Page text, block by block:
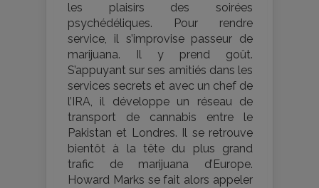
les plaisirs des soirées
psychédéliques. Pour rendre
service, il s’improvise passeur de
marijuana. Il y prend goût.
S’appuyant sur ses amitiés dans les
services secrets et avec un chef de
l’IRA, il développe un réseau de
transport de cannabis entre le
Pakistan et Londres. Il se retrouve
bientôt à la tête du plus grand
trafic de marijuana d’Europe.
Howard Marks se fait alors appeler